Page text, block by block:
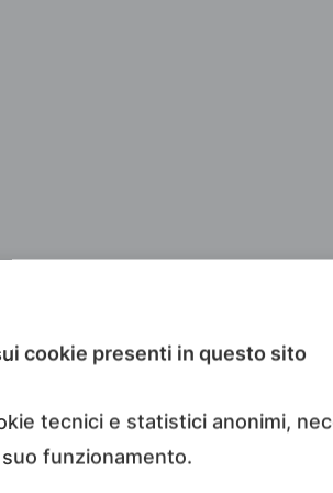
cookie presenti in questo sito
tecnici e statistici anonimi,
funzionamento.